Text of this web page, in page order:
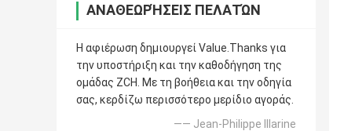
ΑΝΑΘΕΩΡΉΣΕΙΣ ΠΕΛΑΤΏΝ
Η αφιέρωση δημιουργεί Value.Thanks για
την υποστήριξη και την καθοδήγηση της
ομάδας ZCH. Με τη βοήθεια και την οδηγία
σας, κερδίζω περισσότερο μερίδιο αγοράς.
—— Jean-Philippe Illarine